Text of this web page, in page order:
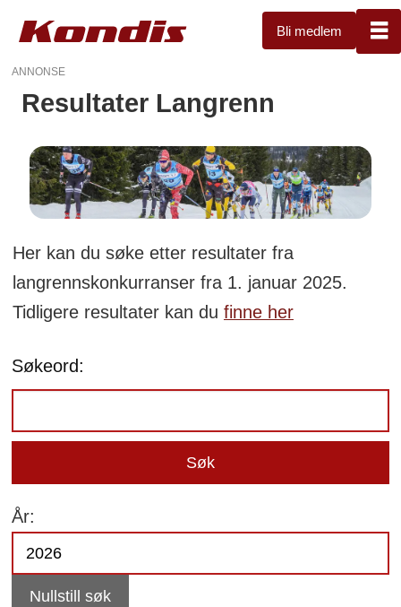
Bli medlem
Resultatside
for
langrenn
ANNONSE
Resultater Langrenn
Her kan du søke etter resultater fra
langrennskonkurranser fra 1. januar 2025.
Tidligere resultater kan du finne her
Søkeord:
Søk
År:
Nullstill søk